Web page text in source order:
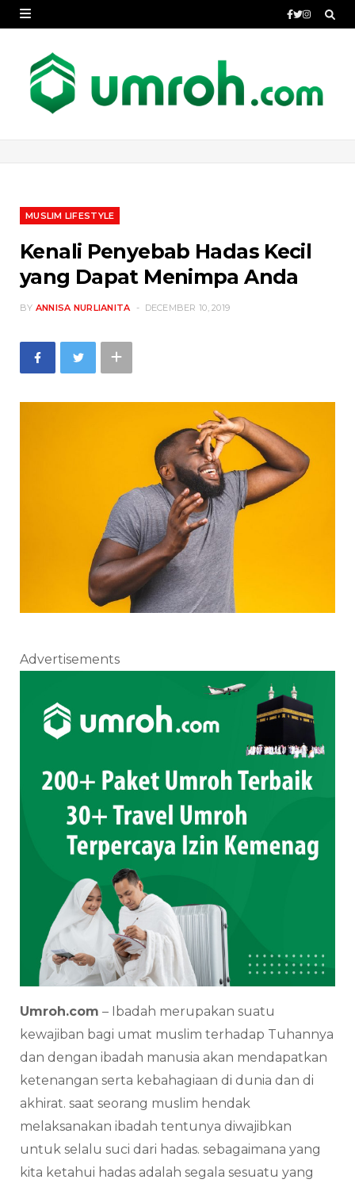
MUSLIM LIFESTYLE
Kenali Penyebab Hadas Kecil
yang Dapat Menimpa Anda
BY ANNISA NURLIANITA DECEMBER 10, 2019
Advertisements
Umroh.com – Ibadah merupakan suatu
kewajiban bagi umat muslim terhadap Tuhannya
dan dengan ibadah manusia akan mendapatkan
ketenangan serta kebahagiaan di dunia dan di
akhirat. saat seorang muslim hendak
melaksanakan ibadah tentunya diwajibkan
untuk selalu suci dari hadas. sebagaimana yang
kita ketahui hadas adalah segala sesuatu yang